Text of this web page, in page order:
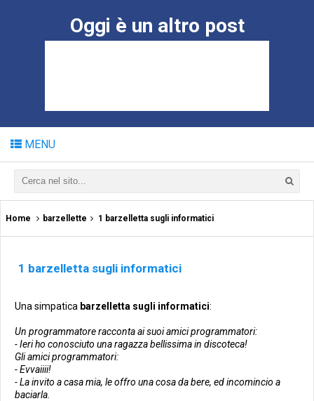
Oggi è un altro post
MENU
Home barzellette 1 barzelletta sugli informatici
1 barzelletta sugli informatici
Una simpatica barzelletta sugli informatici:
Un programmatore racconta ai suoi amici programmatori:
- Ieri ho conosciuto una ragazza bellissima in discoteca!
Gli amici programmatori:
- Evvaiiii!
- La invito a casa mia, le offro una cosa da bere, ed incomincio a
baciarla.